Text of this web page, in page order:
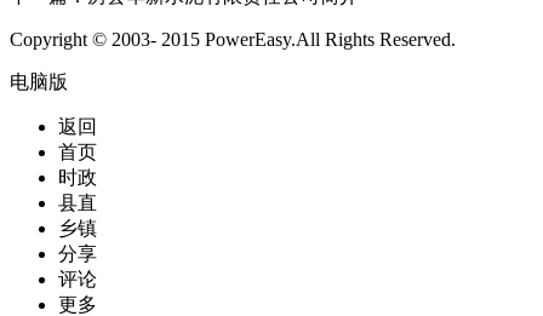
Copyright © 2003- 2015 PowerEasy.All Rights Reserved.
电脑版
返回
首页
时政
县直
乡镇
分享
评论
更多